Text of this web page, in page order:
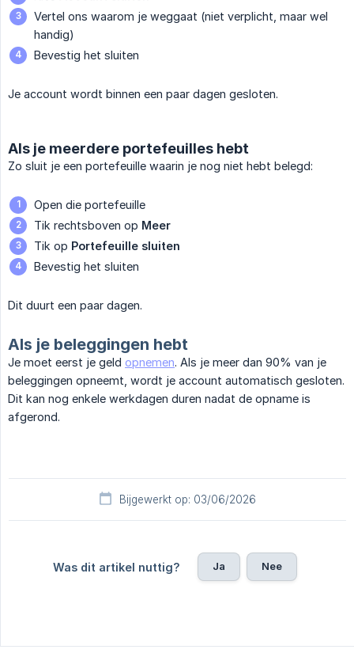
Vertel ons waarom je weggaat (niet verplicht, maar wel
handig)
Bevestig het sluiten
Je account wordt binnen een paar dagen gesloten.
Als je meerdere portefeuilles hebt
Zo sluit je een portefeuille waarin je nog niet hebt belegd:
Open die portefeuille
Tik rechtsboven op Meer
Tik op Portefeuille sluiten
Bevestig het sluiten
Dit duurt een paar dagen.
Als je beleggingen hebt
Je moet eerst je geld opnemen. Als je meer dan 90% van je
beleggingen opneemt, wordt je account automatisch gesloten.
Dit kan nog enkele werkdagen duren nadat de opname is
afgerond.
Bijgewerkt op: 03/06/2026
Was dit artikel nuttig? Ja Nee